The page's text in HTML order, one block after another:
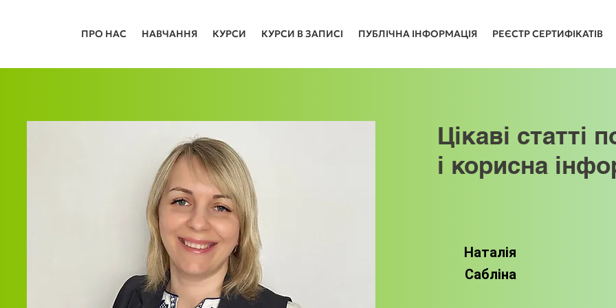
ПРО НАС НАВЧАННЯ КУРСИ КУРСИ В ЗАПИСІ ПУБЛІЧНА ІНФОРМАЦІЯ РЕЄСТР СЕРТИФІКАТІВ
Цікаві статті
Цікаві статті
і корисна
Наталія
Сабліна